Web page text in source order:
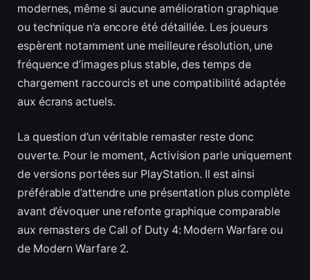
modernes, même si aucune amélioration graphique
ou technique n’a encore été détaillée. Les joueurs
espèrent notamment une meilleure résolution, une
fréquence d’images plus stable, des temps de
chargement raccourcis et une compatibilité adaptée
aux écrans actuels.
La question d’un véritable remaster reste donc
ouverte. Pour le moment, Activision parle uniquement
de versions portées sur PlayStation. Il est ainsi
préférable d’attendre une présentation plus complète
avant d’évoquer une refonte graphique comparable
aux remasters de Call of Duty 4: Modern Warfare ou
de Modern Warfare 2.